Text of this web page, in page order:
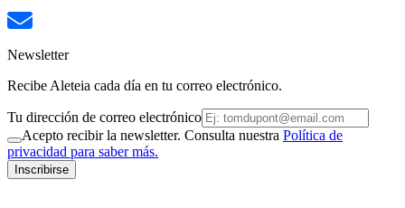
Newsletter
Recibe Aleteia cada día en tu correo electrónico.
Tu dirección de correo electrónico
Acepto recibir la newsletter. Consulta nuestra Política de
privacidad para saber más.
Inscribirse